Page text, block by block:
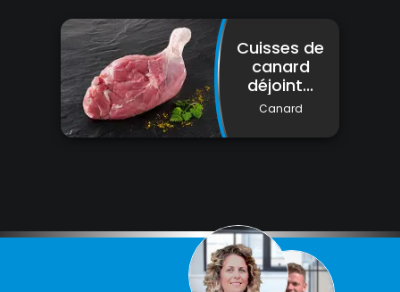
Cuisses de
canard
déjoint...
Canard